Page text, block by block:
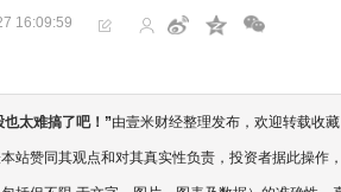
号。 题材降温信号明确，10CM涨停股少
16:09:59
太难搞了吧！ ”由壹米财经整理发布，欢迎转载收
站赞同其观点和对其真实性负责，投资者据此操作